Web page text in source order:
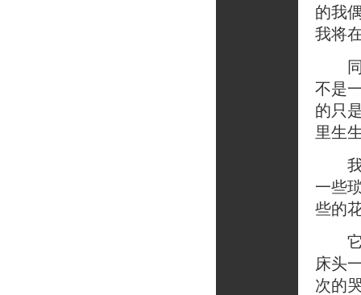
的我
我将
同
不是
的只
里生
我
一些
些的
它
床头
次的